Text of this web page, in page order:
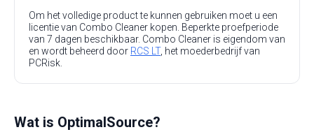
Om het volledige product te kunnen gebruiken moet u een
licentie van Combo Cleaner kopen. Beperkte proefperiode
van 7 dagen beschikbaar. Combo Cleaner is eigendom van
en wordt beheerd door RCS LT, het moederbedrijf van
PCRisk.
Wat is OptimalSource?